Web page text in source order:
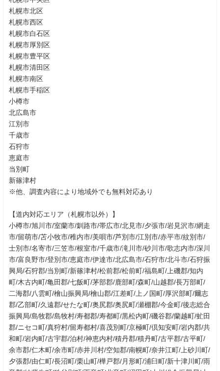
札幌市北区
札幌市西区
札幌市白石区
札幌市厚別区
札幌市豊平区
札幌市清田区
札幌市南区
札幌市手稲区
小樽市
北広島市
江別市
千歳市
石狩市
恵庭市
当別町
新篠津村
※他、調査内容により地域外でも無料対応あり
【道内対応エリア（札幌市以外）】
小樽市/旭川市/室蘭市/釧路市/帯広市/北見市/夕張市/岩見沢市/網走
市/留萌市/苫小牧市/稚内市/美唄市/芦別市/江別市/赤平市/紋別市/
士別市/名寄市/三笠市/根室市/千歳市/滝川市/砂川市/歌志内市/深川
市/富良野市/登別市/恵庭市/伊達市/北広島市/石狩市/北斗市/石狩振
興局/石狩郡/当別町/新篠津村/松前郡/松前町/福島町/上磯郡/知内
町/木古内町/亀田郡/七飯町/茅部郡/鹿部町/森町/山越郡/長万部町/
二海郡/八雲町/檜山振興局/檜山郡/江差町/上ノ国町/厚沢部町/爾志
郡/乙部町/久遠郡/せたな町/奥尻郡/奥尻町/瀬棚郡/今金町/後志総合
振興局/島牧郡/島牧村/寿都郡/寿都町/黒松内町/磯谷郡/蘭越町/虻田
郡/ニセコ町/真狩村/留寿都村/喜茂別町/京極町/倶知安町/岩内郡/共
和町/岩内町/古宇郡/泊村/神恵内村/積丹郡/積丹町/古平郡/古平町/
余市郡/仁木町/余市町/赤井川村/空知郡/南幌町/奈井江町/上砂川町/
夕張郡/由仁町/長沼町/栗山町/樺戸郡/月形町/浦臼町/新十津川町/雨